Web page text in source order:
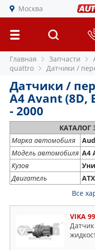
Москва
Главная Запчасти
quattro
Датчики /
Датчики /
A4 Avant (8D,
- 2000
КАТАЛОГ
Марка автомобиля
Модель автомобиля A4
Кузов
Двигатель
Все
VIKA